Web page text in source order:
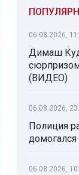
06.08.2026,
Димаш
(ВИДЕО)
06.08.2026,
Полиция
06.08.2026,